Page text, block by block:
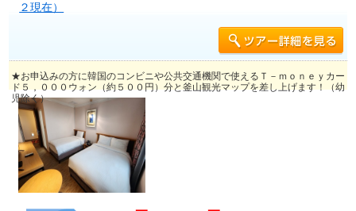
２現在）
★お申込みの方に韓国のコンビニや公共交通機関で使えるＴ－ｍｏｎｅｙカー
ド５，０００ウォン（約５００円）分と釜山観光マップを差し上げます！（幼
児除く）